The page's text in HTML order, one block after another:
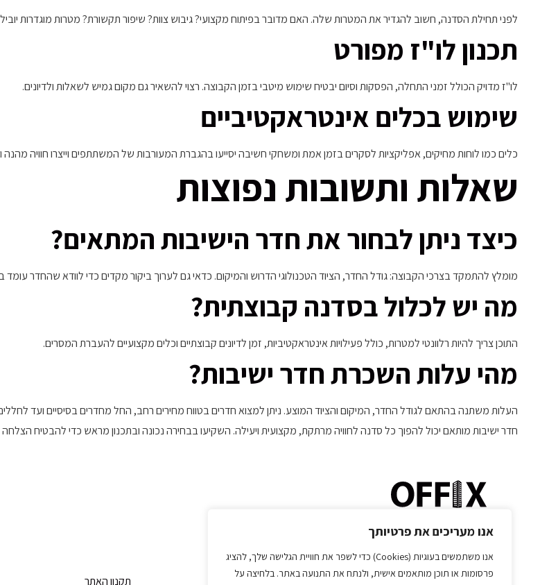
אנו מעריכים את פרטיותך
אנו משתמשים בעוגיות (Cookies) כדי לשפר את חוויית הגלישה שלך, להציג
פרסומות או תוכן מותאמים אישית, ולנתח את התנועה באתר. בלחיצה על
לפני תחילת הסדנה, חשוב להגדיר את המטרות שלה. האם מדובר בפיתוח מקצועי? גיבוש צוות? שיפור תקשורת? מטרות מוגדרות
תכנון לו"ז מפורט
לו"ז מדויק הכולל זמני התחלה, הפסקות וסיום יבטיח שימוש מיטבי בזמן הקבוצה. רצוי להשאיר גם מקום גמיש לשאלות ולדיונים.
שימוש בכלים אינטראקטיביים
כלים כמו לוחות מחיקים, אפליקציות לסקרים בזמן אמת ומשחקי חשיבה יסייעו בהגברת המעורבות של המשתתפים וייצרו חוויה
שאלות ותשובות נפוצות
כיצד ניתן לבחור את חדר הישיבות המתאים?
מומלץ להתמקד בצרכי הקבוצה: גודל החדר, הציוד הטכנולוגי הדרוש והמיקום. כדאי גם לערוך ביקור מקדים כדי לוודא שהחדר עומד
מה יש לכלול בסדנה קבוצתית?
התוכן צריך להיות רלוונטי למטרות, כולל פעילויות אינטראקטיביות, זמן לדיונים קבוצתיים וכלים מקצועיים להעברת המסרים.
מהי עלות השכרת חדר ישיבות?
העלות משתנה בהתאם לגודל החדר, המיקום והציוד המוצע. ניתן למצוא חדרים בטווח מחירים רחב, החל מחדרים בסיסיים ועד לחללים
חדר ישיבות מותאם יכול להפוך כל סדנה לחוויה מרתקת, מקצועית ויעילה. השקיעו בבחירה נכונה ובתכנון מראש כדי להבטיח הצלחה
ראשון לציון הרובע
טלפון: 073-7588828 שעות פעילות: תקנון האתר